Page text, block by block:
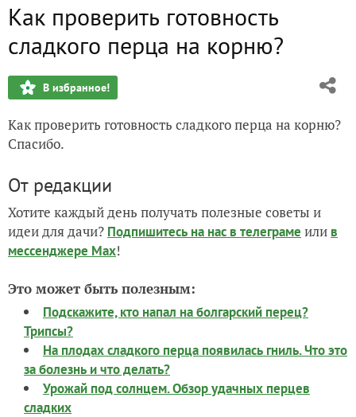
Как проверить готовность
сладкого перца на корню?
В избранное!
Как проверить готовность сладкого перца на корню?
Спасибо.
От редакции
Хотите каждый день получать полезные советы и
идеи для дачи? Подпишитесь на нас в телеграме или в
мессенджере Max!
Это может быть полезным:
Подскажите, кто напал на болгарский перец?
Трипсы?
На плодах сладкого перца появилась гниль. Что это
за болезнь и что делать?
Урожай под солнцем. Обзор удачных перцев
сладких